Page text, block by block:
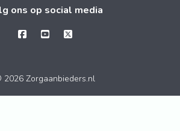
ons op social media
2026 Zorgaanbieders.nl